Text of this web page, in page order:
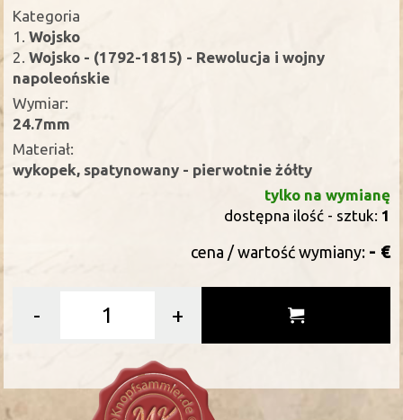
Kategoria
1. Wojsko
2. Wojsko - (1792-1815) - Rewolucja i wojny
napoleońskie
Wymiar:
24.7mm
Materiał:
wykopek, spatynowany - pierwotnie żółty
tylko na wymianę
dostępna ilość - sztuk: 1
cena / wartość wymiany: - €
- +